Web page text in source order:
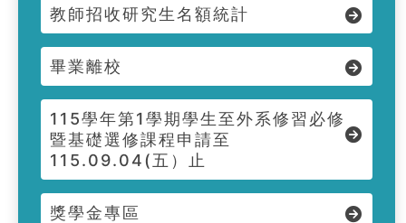
教師招收研究生名額統計
畢業離校
115學年第1學期學生至外系修習必修
暨基礎選修課程申請至
115.09.04(五）止
獎學金專區